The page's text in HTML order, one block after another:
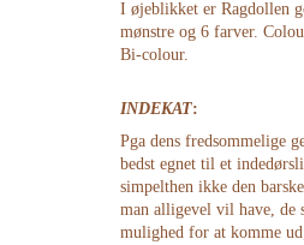
I øjeblikket er Ragdollen
mønstre og 6 farver.
Bi-colour.
INDEKAT:
Pga dens fredsommelige
bedst egnet til et
simpelthen ikke den
man alligevel vil have, de
mulighed for at komme